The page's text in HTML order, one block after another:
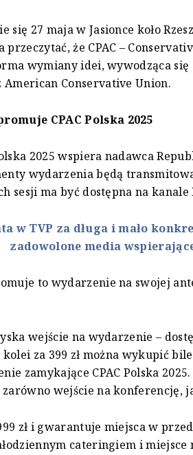
się 27 maja w Jasionce koło
przeczytać, że CPAC –
wymiany idei, wywodząca się
Conservative Union.
CPAC Polska 2025
2025 wspiera nadawca
wydarzenia będą
sesji ma być dostępna na
w TVP za długa i mało
zadowolone media
to wydarzenie na swojej
wejście na wydarzenie –
za 399 zł można wykupić
zamykające CPAC Polska
wejście na konferencję,
zł i gwarantuje miejsca w
cateringiem i